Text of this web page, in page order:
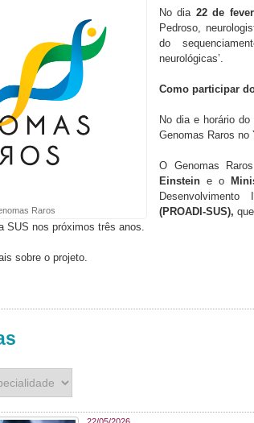
Raros
No dia 22 de
Pedroso,
do
neurológicas’.
Como participar
No dia e horário do
Genomas Raros no
O Genomas
Einsteine o
(PROADI-SUS),
SUS nos próximos três anos.
sobre o projeto.